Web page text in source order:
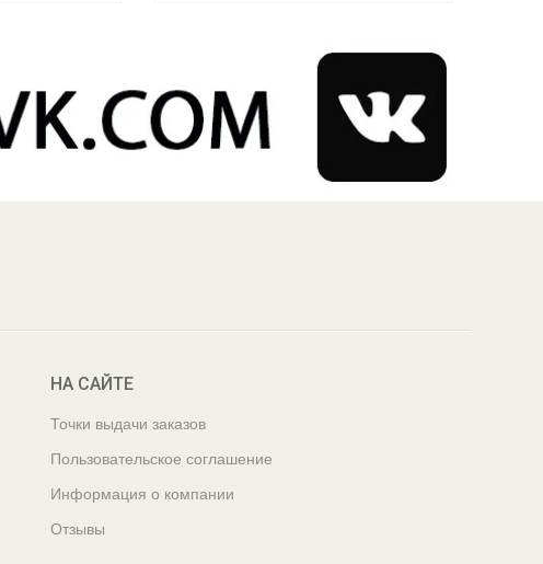
НА САЙТЕ
Точки выдачи заказов
Пользовательское соглашение
Информация о компании
Отзывы